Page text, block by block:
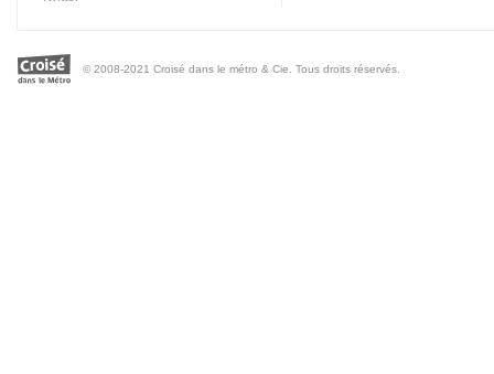
© 2008-2021 Croisé dans le métro & Cie. Tous droits réservés.